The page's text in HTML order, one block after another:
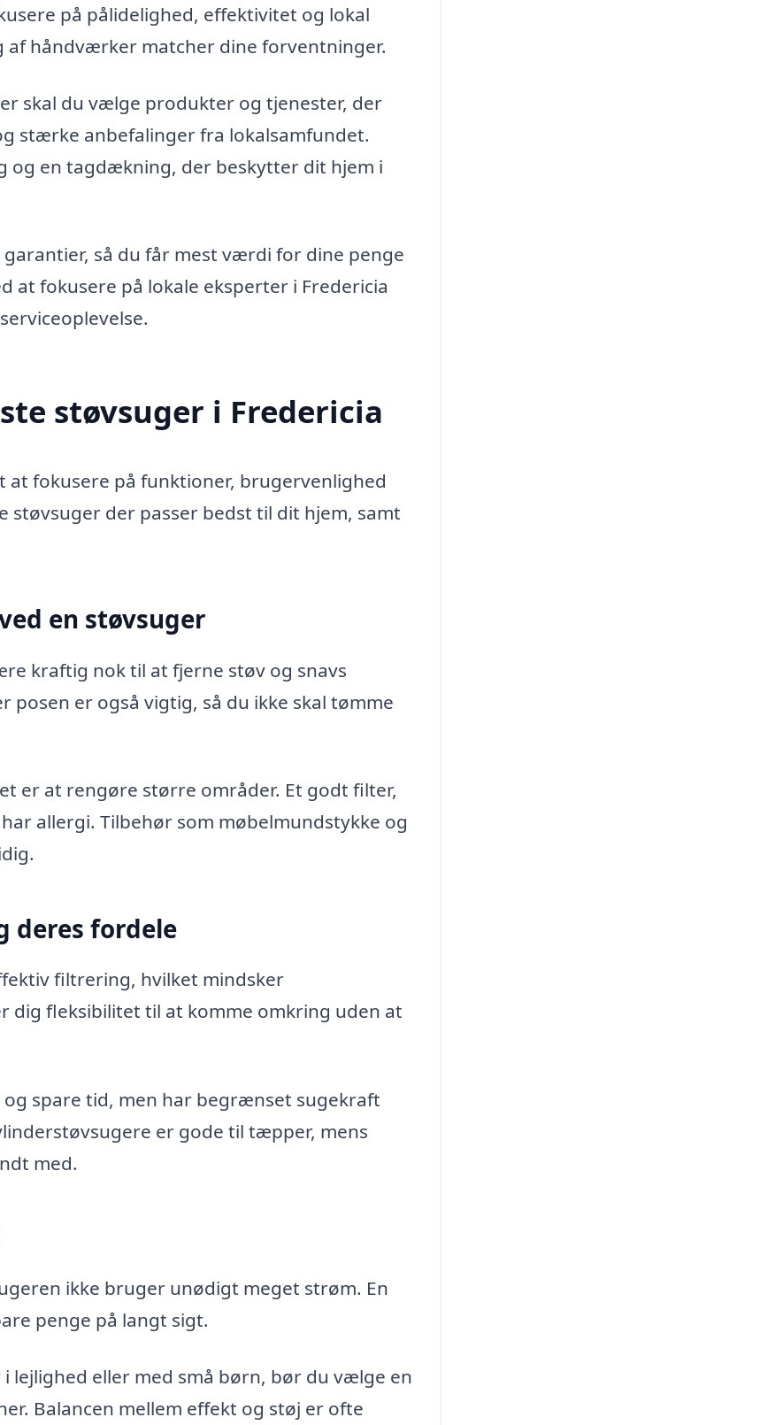
på pålidelighed, effektivitet og lokal
af håndværker matcher dine forventninger.
skal du vælge produkter og tjenester, der
stærke anbefalinger fra lokalsamfundet.
og en tagdækning, der beskytter dit hjem i
så du får mest værdi for dine penge
at fokusere på lokale eksperter i Fredericia
støvsuger i Fredericia
fokusere på funktioner, brugervenlighed
der passer bedst til dit hjem, samt
en støvsuger
kraftig nok til at fjerne støv og snavs
er også vigtig, så du ikke skal tømme
er at rengøre større områder. Et godt filter,
allergi. Tilbehør som møbelmundstykke og
deres fordele
filtrering, hvilket mindsker
dig fleksibilitet til at komme omkring uden at
spare tid, men har begrænset sugekraft
er gode til tæpper, mens
med.
ikke bruger unødigt meget strøm. En
penge på langt sigt.
lejlighed eller med små børn, bør du vælge en
Balancen mellem effekt og støj er ofte